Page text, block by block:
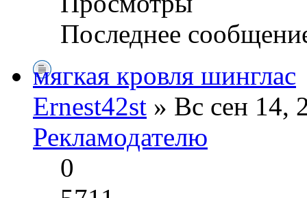
Последнее
мягкая кровля шинглас
Ernest42st » Вс сен 14,
Рекламодателю
0